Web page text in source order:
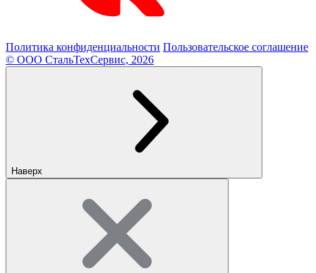
Политика конфиденциальности Пользовательское соглашение
© ООО СтальТехСервис, 2026
Наверх